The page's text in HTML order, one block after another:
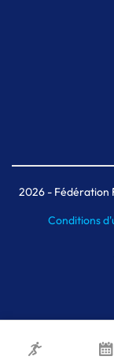
2026- Fédération
Conditions